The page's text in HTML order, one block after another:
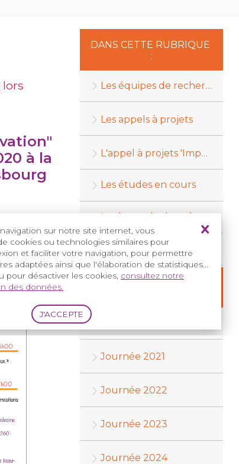
sur notre site internet, vous
cookies ou technologies similaires pour
et faciliter votre navigation, pour permettre
adaptées ainsi que l'élaboration de statistiques...
pour désactiver les cookies, consultez notre
des données.
lors
à la
DANS CETTE RUBRIQUE
:
Les équipes de recherche
Les appels à projets
L'appel à projets 'Impulsion Recherche'
Les études en cours
Les bases de données
Les Journées Recherche
JOURNEES RECHERCHE
Journée 2021
Journée 2022
Journée 2023
Journée 2024